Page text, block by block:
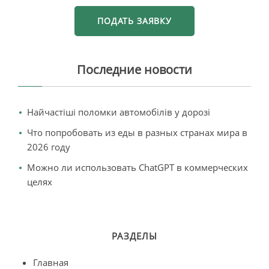
Последние новости
Найчастіші поломки автомобілів у дорозі
Что попробовать из еды в разных странах мира в
2026 году
Можно ли использовать ChatGPT в коммерческих
целях
РАЗДЕЛЫ
Главная